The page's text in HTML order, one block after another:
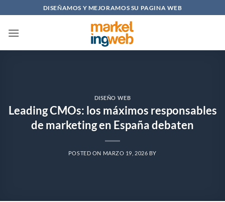
al
contenido
DISEÑAMOS Y MEJORAMOS SU PAGINA WEB
DISEÑO WEB
Leading CMOs: los máximos responsables
de marketing en España debaten
POSTED ON MARZO 19, 2026 BY